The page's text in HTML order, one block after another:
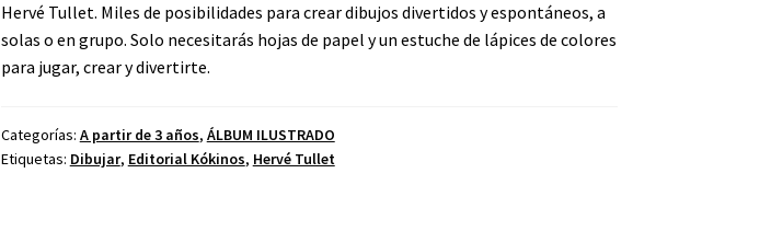
Hervé Tullet. Miles de posibilidades para crear dibujos divertidos y espontáneos, a
solas o en grupo. Solo necesitarás hojas de papel y un estuche de lápices de colores
para jugar, crear y divertirte.
Categorías: A partir de 3 años, ÁLBUM ILUSTRADO
Etiquetas: Dibujar, Editorial Kókinos, Hervé Tullet